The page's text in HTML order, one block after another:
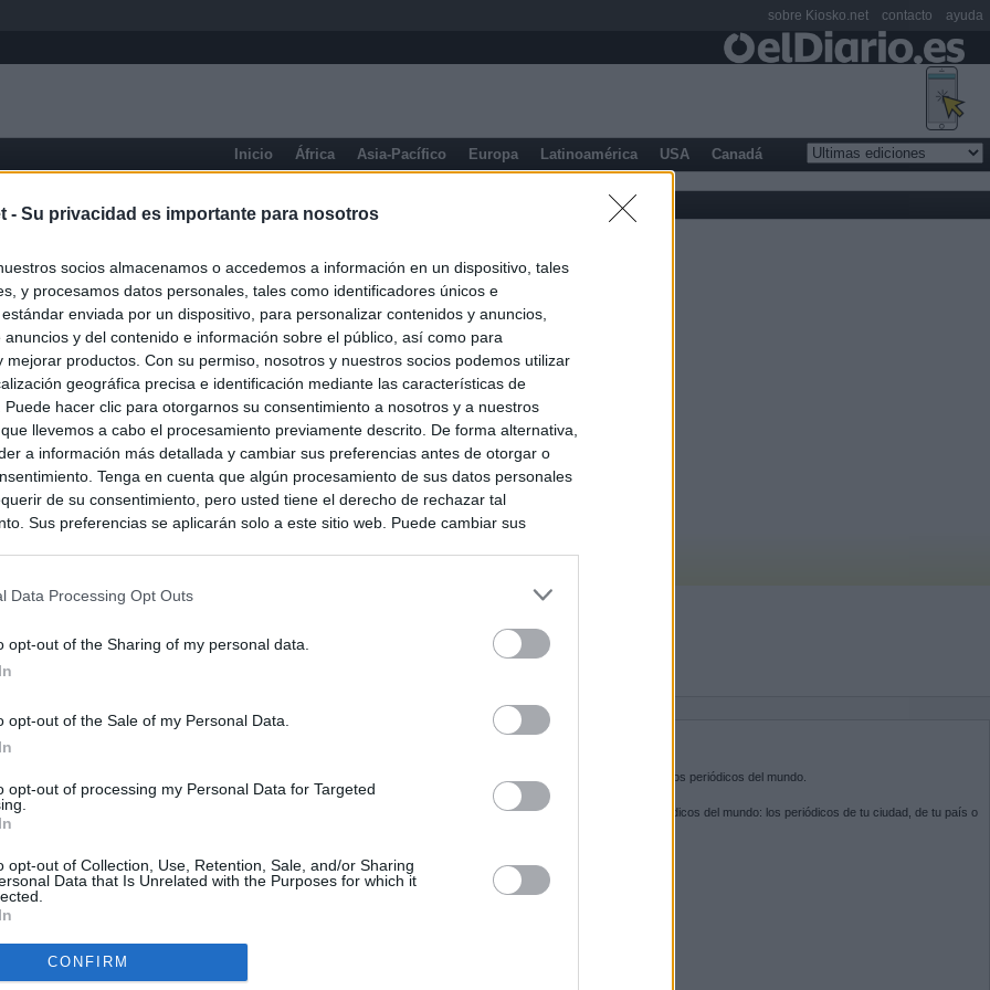
- Su privacidad es importante para nosotros
socios almacenamos o accedemos a información en un dispositivo, tales
y procesamos datos personales, tales como identificadores únicos e
enviada por un dispositivo, para personalizar contenidos y anuncios,
anuncios y del contenido e información sobre el público, así como para
mejorar productos. Con su permiso, nosotros y nuestros socios podemos utilizar
geográfica precisa e identificación mediante las características de
Puede hacer clic para otorgarnos su consentimiento a nosotros y a nuestros
llevemos a cabo el procesamiento previamente descrito. De forma alternativa,
a información más detallada y cambiar sus preferencias antes de otorgar o
Tenga en cuenta que algún procesamiento de sus datos personales
de su consentimiento, pero usted tiene el derecho de rechazar tal
Sus preferencias se aplicarán solo a este sitio web. Puede cambiar sus
Data Processing Opt Outs
opt-out of the Sharing of my personal data.
opt-out of the Sale of my Personal Data.
opt-out of processing my Personal Data for Targeted
opt-out of Collection, Use, Retention, Sale, and/or Sharing
Data that Is Unrelated with the Purposes for which it
CONFIRM
Inicio África Asia-Pacífico Europa Latinoamérica USA Canadá
no puede destinar directamente la venta del ático de
por los incendios
en una semana
de los honorarios de la inmobiliaria a la estimación de venta
Ayuso
SOBRE KIOSKO.NET
es la puerta de entrada a los periódicos del mundo.
Navega por las portadas de los periódicos del mundo: los periódicos de tu ciudad, de tu país o
SÍGUENOS
sobre Kiosko.net contacto ayuda